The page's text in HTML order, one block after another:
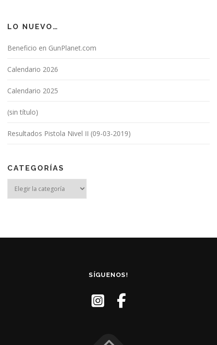
LO NUEVO…
Beneficio en GunPlanet.com
Calendario 2026
Calendario 2025
(sin título)
Resultados Pistola Nivel II (09-03-2019)
CATEGORÍAS
SÍGUENOS!